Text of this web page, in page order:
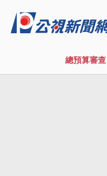
總預算審查